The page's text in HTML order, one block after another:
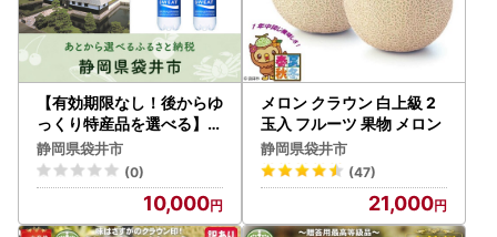
【有効期限なし！後からゆ
っくり特産品を選べる】静
岡県袋井市カタログポイン
ト
静岡県袋井市
(0)
10,000
メロン クラウン 白上級 2
玉入 フルーツ 果物 メロン
静岡県袋井市
(47)
21,000